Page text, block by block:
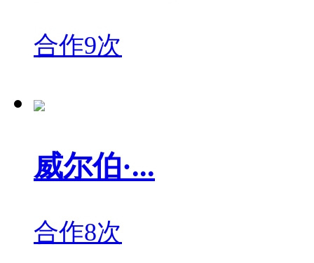
合作9次
威尔伯·...
合作8次